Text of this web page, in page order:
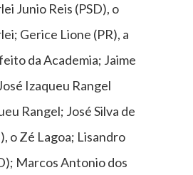
Junio Reis (PSD), o
Gerice Lione (PR), a
da Academia; Jaime
Izaqueu Rangel
Rangel; José Silva de
o Zé Lagoa; Lisandro
Marcos Antonio dos